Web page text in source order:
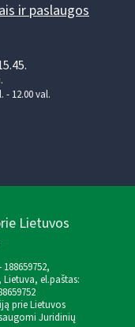
ir paslaugos
- 12.00 val.
Lietuvos
Lietuva, el.paštas:
prie Lietuvos
Juridinių